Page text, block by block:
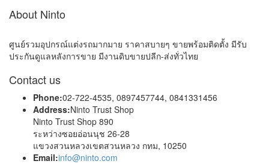
About Ninto
ศูนย์รวมอุปกรณ์แต่งรถมากมาย ราคาสบายๆ ขายพร้อมติดตั้ง มีรับ
ประกันดูแลหลังการขาย มีงานดิบขายปลีก-ส่งทั่วไทย
Contact us
Phone:02-722-4535, 0897457744, 0841331456
Address:Ninto Trust Shop
Ninto Trust Shop 890
ระหว่างซอยอ่อนนุช 26-28
แขวงสวนหลวงเขตสวนหลวง กทม, 10250
Email:info@ninto.com